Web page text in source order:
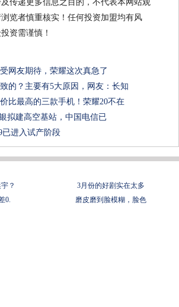
传递更多信息之目的，不代表本网站观
览者慎重核实！任何投资加盟均有风
资需谨慎！
网友期待，荣耀这次真急了
的？主要有5大原因，网友：长知
比最高的三款手机！荣耀20不在
拟建高空基站，中国电信已
已进入试产阶段
？
3月份的好剧实在太多
0.
磨皮磨到脸模糊，脸色